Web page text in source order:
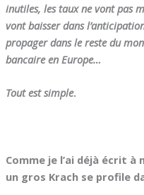
inutiles, les taux ne vont pas
vont baisser dans
propager dans le reste du
bancaire en Europe…
Tout est simple.
Comme je l’ai déjà écrit
un gros Krach se profile